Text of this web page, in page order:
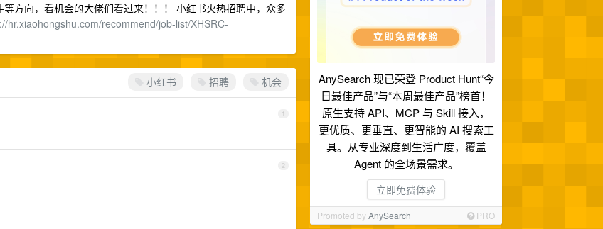
AnySearch 现已荣登 Product Hunt“今
日最佳产品”与“本周最佳产品”榜首！
原生支持 API、MCP 与 Skill 接入，
更优质、更垂直、更智能的 AI 搜索工
具。从专业深度到生活广度，覆盖
Agent 的全场景需求。
立即免费体验
Promoted byAnySearch PRO
方向，看机会的大佬们看过来！！！ 小红书火热招聘中，众多
hr.xiaohongshu.com/recommend/job-list/XHSRC-
小红书 招聘 机会
1
2